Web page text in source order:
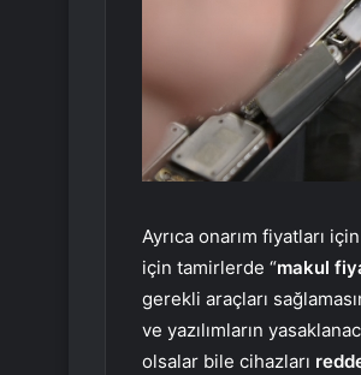
Ayrıca onarım fiyatları
için tamirlerde “makul
gerekli araçları
ve yazılımların
olsalar bile cihazları